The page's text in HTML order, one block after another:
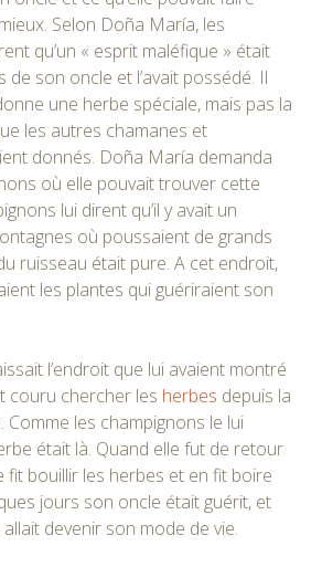
Selon Doña María, les
qu’un « esprit maléfique » était
son oncle et l’avait possédé. Il
une herbe spéciale, mais pas la
les autres chamanes et
donnés. Doña María demanda
où elle pouvait trouver cette
lui dirent qu’il y avait un
où poussaient de grands
ruisseau était pure. A cet endroit,
les plantes qui guériraient son
l’endroit que lui avaient montré
couru chercher les herbes depuis la
les champignons le lui
était là. Quand elle fut de retour
fit bouillir les herbes et en fit boire
jours son oncle était guérit, et
devenir son mode de vie.